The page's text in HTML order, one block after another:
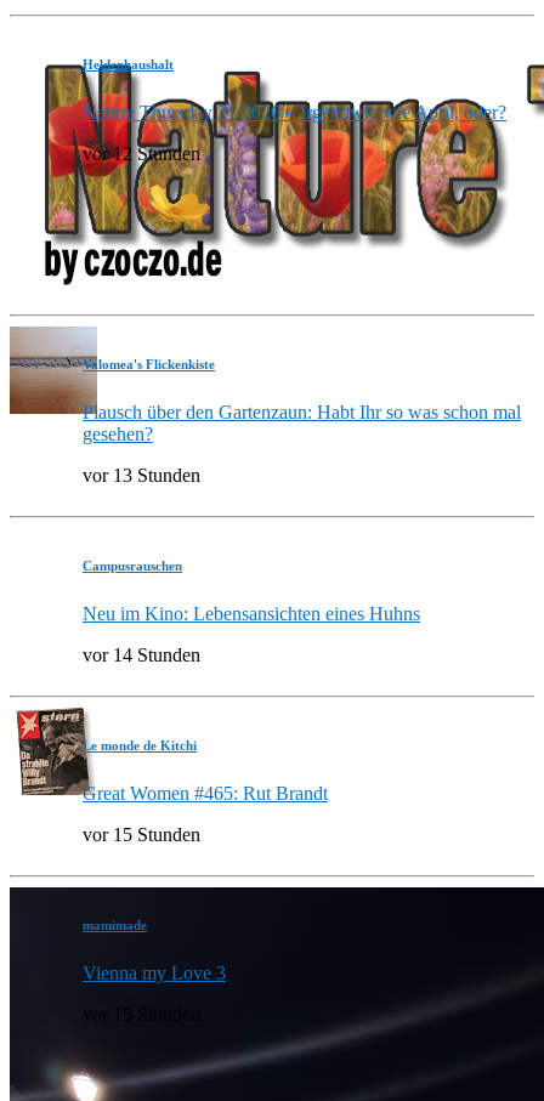
Heldenhaushalt
Nature Thursday 21/2026 – Irgendwie wie April, oder?
vor 12 Stunden
Valomea's Flickenkiste
Plausch über den Gartenzaun: Habt Ihr so was schon mal
gesehen?
vor 13 Stunden
Campusrauschen
Neu im Kino: Lebensansichten eines Huhns
vor 14 Stunden
Le monde de Kitchi
Great Women #465: Rut Brandt
vor 15 Stunden
mamimade
Vienna my Love 3
vor 15 Stunden